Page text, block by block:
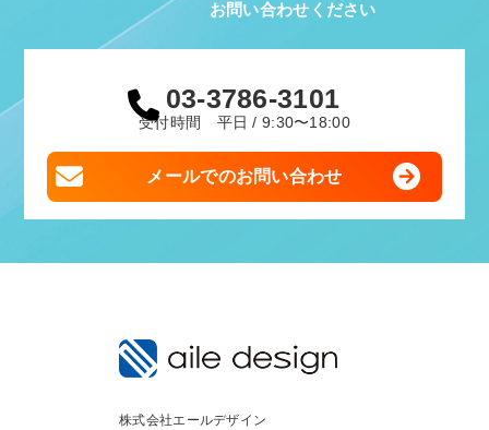
お問い合わせください
03-3786-3101
受付時間 平日 / 9:30〜18:00
メールでのお問い合わせ
株式会社エールデザイン